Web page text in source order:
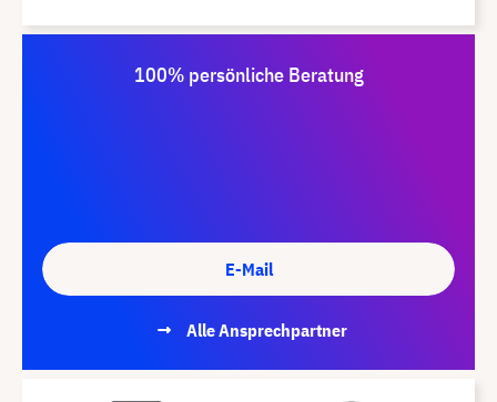
100% persönliche Beratung
E-Mail
Alle Ansprechpartner